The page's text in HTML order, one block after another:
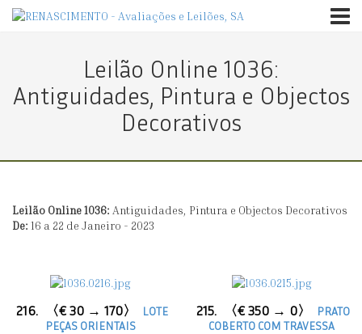
Leilão Online 1036:
Antiguidades, Pintura e Objectos
Decorativos
Leilão Online 1036: Antiguidades, Pintura e Objectos Decorativos
De: 16 a 22 de Janeiro - 2023
216. 〈€ 30 → 170〉
LOTE
PEÇAS ORIENTAIS
215. 〈€ 350 → 0〉
PRATO
COBERTO COM TRAVESSA